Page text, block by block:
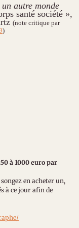
autre monde
santé société »,
(note critique par
)
à 1000 euro par
en acheter un,
à ce jour afin de